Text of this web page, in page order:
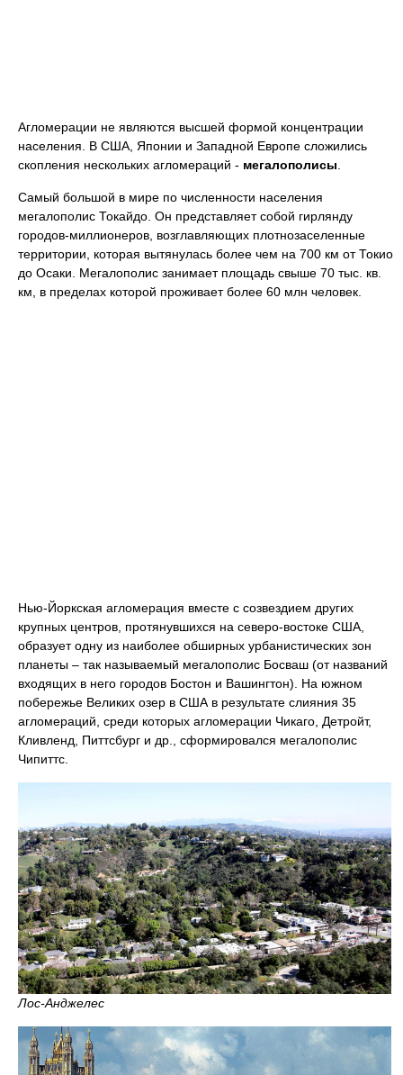
Агломерации не являются высшей формой концентрации
населения. В США, Японии и Западной Европе сложились
скопления нескольких агломераций - мегалополисы
Самый большой в мире по численности населения
мегалополис Токайдо. Он представляет собой гирлянду
городов-миллионеров, возглавляющих плотнозаселенные
территории, которая вытянулась более чем на 700 км от Токио
до Осаки. Мегалополис занимает площадь свыше 70 тыс. кв.
км, в пределах которой проживает более 60 млн человек.
Нью-Йоркская агломерация вместе с созвездием других
крупных центров, протянувшихся на северо-востоке США,
образует одну из наиболее обширных урбанистических зон
планеты – так называемый мегалополис Босваш (от названий
входящих в него городов Бостон и Вашингтон). На южном
побережье Великих озер в США в результате слияния 35
агломераций, среди которых агломерации Чикаго, Детройт,
Кливленд, Питтсбург и др., сформировался мегалополис
Чипиттс.
Лос-Анджелес